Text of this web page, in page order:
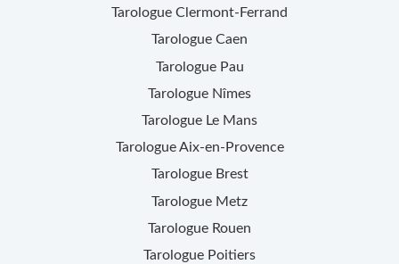
Tarologue Clermont-Ferrand
Tarologue Caen
Tarologue Pau
Tarologue Nîmes
Tarologue Le Mans
TarologueAix-en-Provence
Tarologue Brest
Tarologue Metz
Tarologue Rouen
Tarologue Poitiers